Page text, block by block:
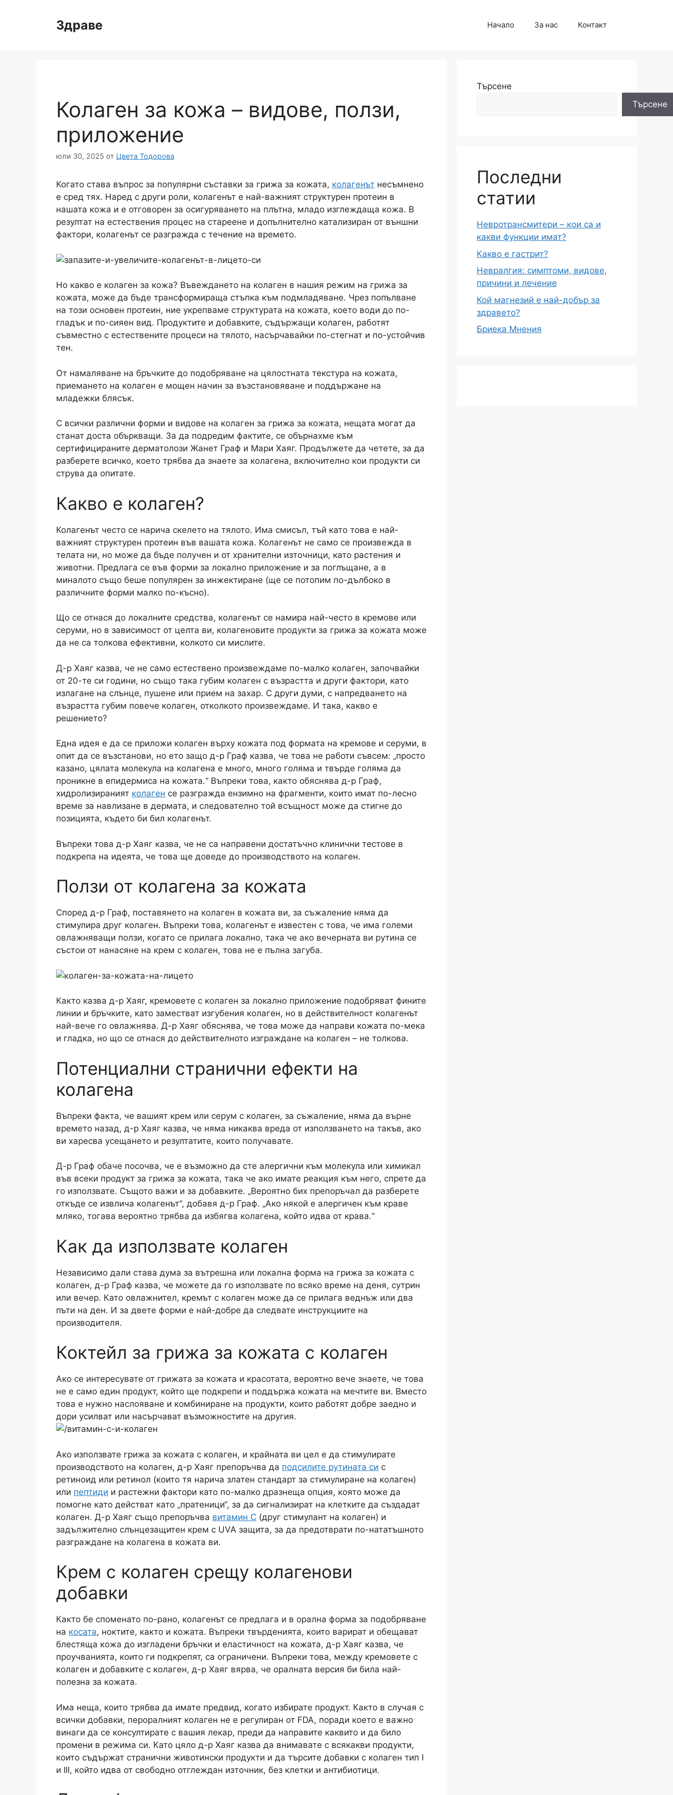
съдържаниетоЗдраве Начало За нас Контакт
Колаген за кожа – видове, ползи,
приложение
юли 30, 2025 от Цвета Тодорова
Когато става въпрос за популярни съставки за грижа за кожата, колагенът несъмнено
е сред тях. Наред с други роли, колагенът е най-важният структурен протеин в
нашата кожа и е отговорен за осигуряването на плътна, младо изглеждаща кожа. В
резултат на естествения процес на стареене и допълнително катализиран от външни
фактори, колагенът се разгражда с течение на времето.
Но какво е колаген за кожа? Въвеждането на колаген в нашия режим на грижа за
кожата, може да бъде трансформираща стъпка към подмладяване. Чрез попълване
на този основен протеин, ние укрепваме структурата на кожата, което води до по-
гладък и по-сияен вид. Продуктите и добавките, съдържащи колаген, работят
съвместно с естествените процеси на тялото, насърчавайки по-стегнат и по-устойчив
тен.
От намаляване на бръчките до подобряване на цялостната текстура на кожата,
приемането на колаген е мощен начин за възстановяване и поддържане на
младежки блясък.
С всички различни форми и видове на колаген за грижа за кожата, нещата могат да
станат доста объркващи. За да подредим фактите, се обърнахме към
сертифицираните дерматолози Жанет Граф и Мари Хаяг. Продължете да четете, за да
разберете всичко, което трябва да знаете за колагена, включително кои продукти си
струва да опитате.
Какво е колаген?
Колагенът често се нарича скелето на тялото. Има смисъл, тъй като това е най-
важният структурен протеин във вашата кожа. Колагенът не само се произвежда в
телата ни, но може да бъде получен и от хранителни източници, като растения и
животни. Предлага се във форми за локално приложение и за поглъщане, а в
миналото също беше популярен за инжектиране (ще се потопим по-дълбоко в
различните форми малко по-късно).
Що се отнася до локалните средства, колагенът се намира най-често в кремове или
серуми, но в зависимост от целта ви, колагеновите продукти за грижа за кожата може
да не са толкова ефективни, колкото си мислите.
Д-р Хаяг казва, че не само естествено произвеждаме по-малко колаген, започвайки
от 20-те си години, но също така губим колаген с възрастта и други фактори, като
излагане на слънце, пушене или прием на захар. С други думи, с напредването на
възрастта губим повече колаген, отколкото произвеждаме. И така, какво е
решението?
Една идея е да се приложи колаген върху кожата под формата на кремове и серуми, в
опит да се възстанови, но ето защо д-р Граф казва, че това не работи съвсем: „просто
казано, цялата молекула на колагена е много, много голяма и твърде голяма да
проникне в епидермиса на кожата.“ Въпреки това, както обяснява д-р Граф,
хидролизираният колаген се разгражда ензимно на фрагменти, които имат по-лесно
време за навлизане в дермата, и следователно той всъщност може да стигне до
позицията, където би бил колагенът.
Въпреки това д-р Хаяг казва, че не са направени достатъчно клинични тестове в
подкрепа на идеята, че това ще доведе до производството на колаген.
Ползи от колагена за кожата
Според д-р Граф, поставянето на колаген в кожата ви, за съжаление няма да
стимулира друг колаген. Въпреки това, колагенът е известен с това, че има големи
овлажняващи ползи, когато се прилага локално, така че ако вечерната ви рутина се
състои от нанасяне на крем с колаген, това не е пълна загуба.
Както казва д-р Хаяг, кремовете с колаген за локално приложение подобряват фините
линии и бръчките, като заместват изгубения колаген, но в действителност колагенът
най-вече го овлажнява. Д-р Хаяг обяснява, че това може да направи кожата по-мека
и гладка, но що се отнася до действителното изграждане на колаген – не толкова.
Потенциални странични ефекти на
колагена
Въпреки факта, че вашият крем или серум с колаген, за съжаление, няма да върне
времето назад, д-р Хаяг казва, че няма никаква вреда от използването на такъв, ако
ви харесва усещането и резултатите, които получавате.
Д-р Граф обаче посочва, че е възможно да сте алергични към молекула или химикал
във всеки продукт за грижа за кожата, така че ако имате реакция към него, спрете да
го използвате. Същото важи и за добавките. „Вероятно бих препоръчал да разберете
откъде се извлича колагенът“, добавя д-р Граф. „Ако някой е алергичен към краве
мляко, тогава вероятно трябва да избягва колагена, който идва от крава.“
Как да използвате колаген
Независимо дали става дума за вътрешна или локална форма на грижа за кожата с
колаген, д-р Граф казва, че можете да го използвате по всяко време на деня, сутрин
или вечер. Като овлажнител, кремът с колаген може да се прилага веднъж или два
пъти на ден. И за двете форми е най-добре да следвате инструкциите на
производителя.
Коктейл за грижа за кожата с колаген
Ако се интересувате от грижата за кожата и красотата, вероятно вече знаете, че това
не е само един продукт, който ще подкрепи и поддържа кожата на мечтите ви. Вместо
това е нужно наслояване и комбиниране на продукти, които работят добре заедно и
дори усилват или насърчават възможностите на другия.
Ако използвате грижа за кожата с колаген, и крайната ви цел е да стимулирате
производството на колаген, д-р Хаяг препоръчва да подсилите рутината си с
ретиноид или ретинол (които тя нарича златен стандарт за стимулиране на колаген)
или пептиди и растежни фактори като по-малко дразнеща опция, която може да
помогне като действат като „пратеници“, за да сигнализират на клетките да създадат
колаген. Д-р Хаяг също препоръчва витамин С (друг стимулант на колаген) и
задължително слънцезащитен крем с UVA защита, за да предотврати по-нататъшното
разграждане на колагена в кожата ви.
Крем с колаген срещу колагенови
добавки
Както бе споменато по-рано, колагенът се предлага и в орална форма за подобряване
на косата, ноктите, както и кожата. Въпреки твърденията, които варират и обещават
блестяща кожа до изгладени бръчки и еластичност на кожата, д-р Хаяг казва, че
проучванията, които ги подкрепят, са ограничени. Въпреки това, между кремовете с
колаген и добавките с колаген, д-р Хаяг вярва, че оралната версия би била най-
полезна за кожата.
Има неща, които трябва да имате предвид, когато избирате продукт. Както в случая с
всички добавки, пероралният колаген не е регулиран от FDA, поради което е важно
винаги да се консултирате с вашия лекар, преди да направите каквито и да било
промени в режима си. Като цяло д-р Хаяг казва да внимавате с всякакви продукти,
които съдържат странични животински продукти и да търсите добавки с колаген тип I
и III, който идва от свободно отглеждан източник, без клетки и антибиотици.
Търсене
Търсене
Последни
статии
Невротрансмитери – кои са и
какви функции имат?
Какво е гастрит?
Невралгия: симптоми, видове,
причини и лечение
Кой магнезий е най-добър за
здравето?
Бриека Мнения